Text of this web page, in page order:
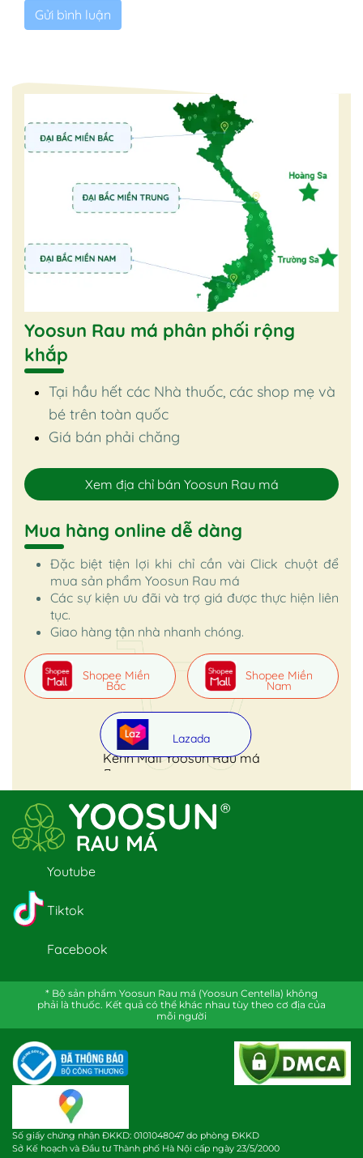
Yoosun Rau má phân phối rộng
khắp
Tại hầu hết các Nhà thuốc, các shop mẹ và
bé trên toàn quốc
Giá bán phải chăng
Xem địa chỉ bán Yoosun Rau má
Mua hàng online dễ dàng
Đặc biệt tiện lợi khi chỉ cần vài Click chuột để
mua sản phẩm Yoosun Rau má
Các sự kiện ưu đãi và trợ giá được thực hiện liên
tục.
Giao hàng tận nhà nhanh chóng.
Kênh Mall Yoosun Rau má
Shopee Miền
Bắc
Shopee Miền
Nam
Lazada
Youtube
Tiktok
Facebook
* Bộ sản phẩm Yoosun Rau má (Yoosun Centella) không
phải là thuốc. Kết quả có thể khác nhau tùy theo cơ địa của
mỗi người
Số giấy chứng nhận ĐKKD: 0101048047 do phòng ĐKKD
Sở Kế hoạch và Đầu tư Thành phố Hà Nội cấp ngày 23/5/2000